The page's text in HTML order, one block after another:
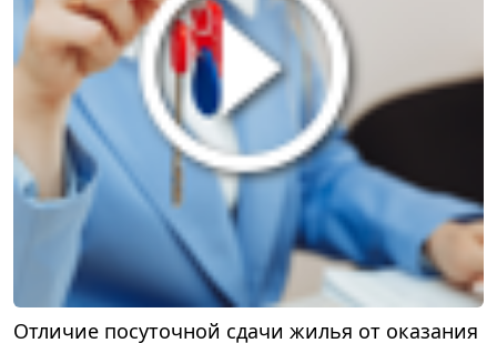
Отличие посуточной сдачи жилья от оказания